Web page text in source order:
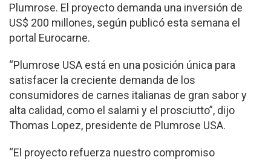
Plumrose. El proyecto demanda una inversión de
US$ 200 millones, según publicó esta semana el
portal Eurocarne.
“Plumrose USA está en una posición única para
satisfacer la creciente demanda de los
consumidores de carnes italianas de gran sabor y
alta calidad, como el salami y el prosciutto”, dijo
Thomas Lopez, presidente de Plumrose USA.
“El proyecto refuerza nuestro compromiso